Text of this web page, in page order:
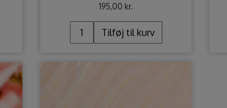
195,00 kr.
Tilføj til kurv